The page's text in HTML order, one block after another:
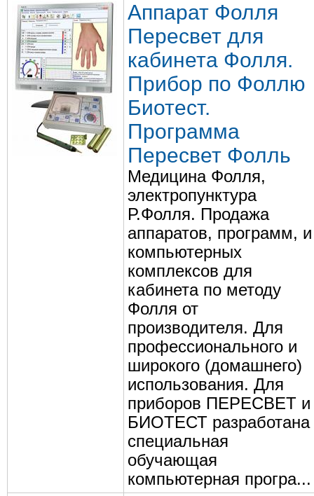
Аппарат Фолля
Пересвет для
кабинета Фолля.
Прибор по Фоллю
Биотест.
Программа
Пересвет Фолль
Медицина Фолля,
электропунктура
Р.Фолля. Продажа
аппаратов, программ, и
компьютерных
комплексов для
кабинета по методу
Фолля от
производителя. Для
профессионального и
широкого (домашнего)
использования. Для
приборов ПЕРЕСВЕТ и
БИОТЕСТ разработана
специальная
обучающая
компьютерная програ...